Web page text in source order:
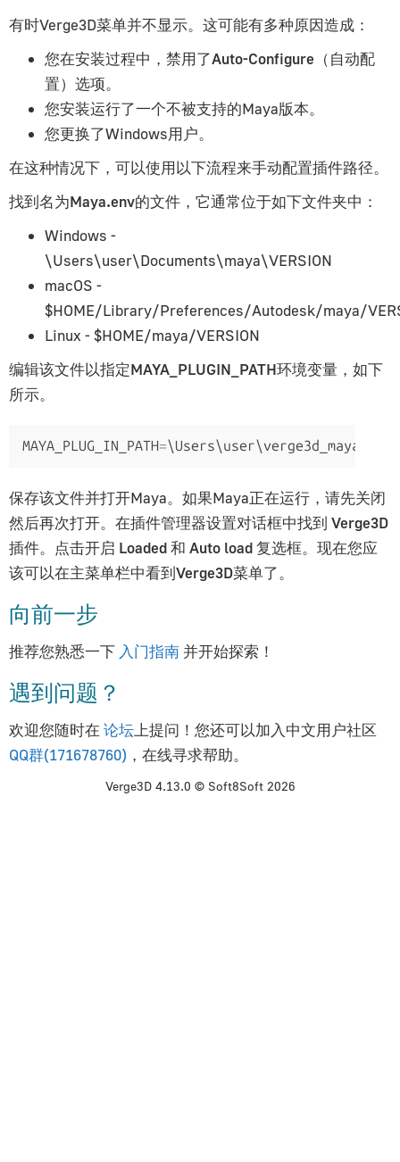
有时Verge3D菜单并不显示。这可能有多种原因造成：
您在安装过程中，禁用了Auto-Configure （自动配
置）选项。
您安装运行了一个不被支持的Maya版本。
您更换了Windows用户。
在这种情况下，可以使用以下流程来手动配置插件路径。
找到名为Maya.env的文件，它通常位于如下文件夹中：
Windows -
\Users\user\Documents\maya\VERSION
macOS -
$HOME/Library/Preferences/Autodesk/maya/
Linux - $HOME/maya/VERSION
编辑该文件以指定MAYA_PLUGIN_PATH环境变量，如下
所示。
MAYA_PLUG_IN_PATH=
保存该文件并打开Maya。如果Maya正在运行，请先关闭
然后再次打开。在插件管理器设置对话框中找到 Verge3D
插件。点击开启 Loaded和 Auto load复选框。现在您应
该可以在主菜单栏中看到Verge3D菜单了。
向前一步
推荐您熟悉一下 入门指南 并开始探索！
遇到问题？
欢迎您随时在 论坛 上提问！您还可以加入中文用户社区
QQ群(171678760) ，在线寻求帮助。
Verge3D 4.13.0 © Soft8Soft 2026